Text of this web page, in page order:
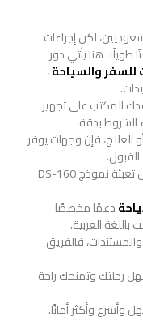
لكن إجراءات
هنا يأتي دور
والسياحة،
المكتب على تجهيز
الشروط بدقة.
العلاج، فإن وجهات يوفر
الخدمة تشمل متابعة شاملة لكل خطوة، من تعبئة نموذج DS-160
دعمًا مخصصًا
العربية.
فالفريق
رحلتك وتمنحك راحة
وأسرع وأكثر أمانًا.